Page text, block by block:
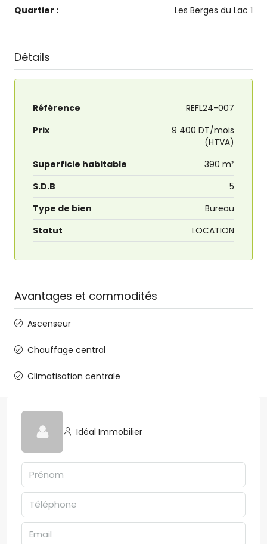
Quartier :
Les Berges du Lac 1
Détails
Référence
REFL24-007
Prix
9 400 DT/mois
(HTVA)
Superficie habitable
390 m²
S.D.B
5
Type de bien
Bureau
Statut
LOCATION
Avantages et commodités
Ascenseur
Chauffage central
Climatisation centrale
Idéal Immobilier